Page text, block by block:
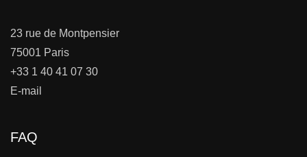
23 rue de Montpensier
75001 Paris
+33 1 40 41 07 30
E-mail
FAQ